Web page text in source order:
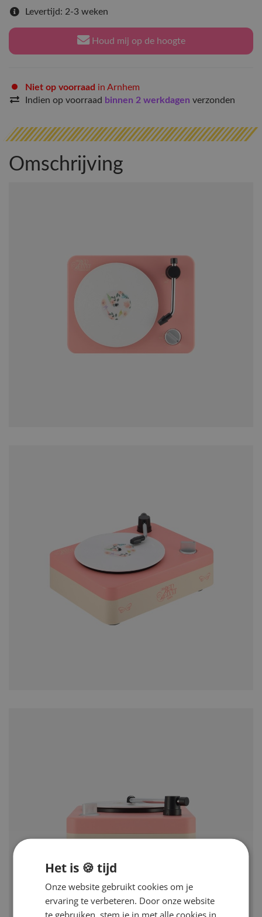
Levertijd: 2-3 weken
Houd mij op de hoogte
Niet op voorraad in Arnhem
Indien op voorraad binnen 2 werkdagen verzonden
Omschrijving
Het is 🍪 tijd
Onze website gebruikt cookies om je
ervaring te verbeteren. Door onze website
te gebruiken, stem je in met alle cookies in